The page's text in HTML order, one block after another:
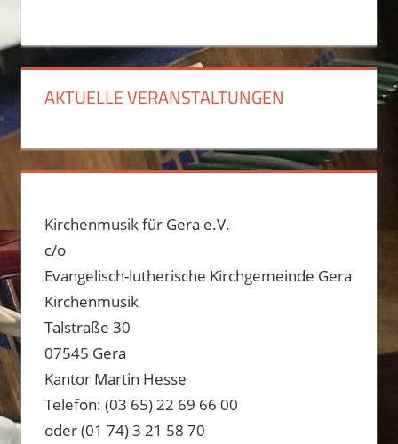
AKTUELLE VERANSTALTUNGEN
Kirchenmusik für Gera e.V.
c/o
Evangelisch-lutherische Kirchgemeinde Gera
Kirchenmusik
Talstraße 30
07545 Gera
Kantor Martin Hesse
Telefon: (03 65) 22 69 66 00
oder (01 74) 3 21 58 70